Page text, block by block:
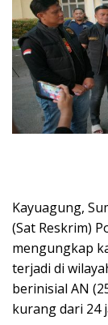
Kayuagung,
(Sat Reskrim)
mengungkap
terjadi di
berinisial AN
kurang dari 24